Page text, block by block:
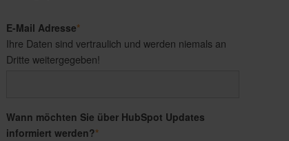
E-Mail Adresse*
Ihre Daten sind vertraulich und werden niemals an
Dritte weitergegeben!
Wann möchten Sie über HubSpot Updates
informiert werden?*